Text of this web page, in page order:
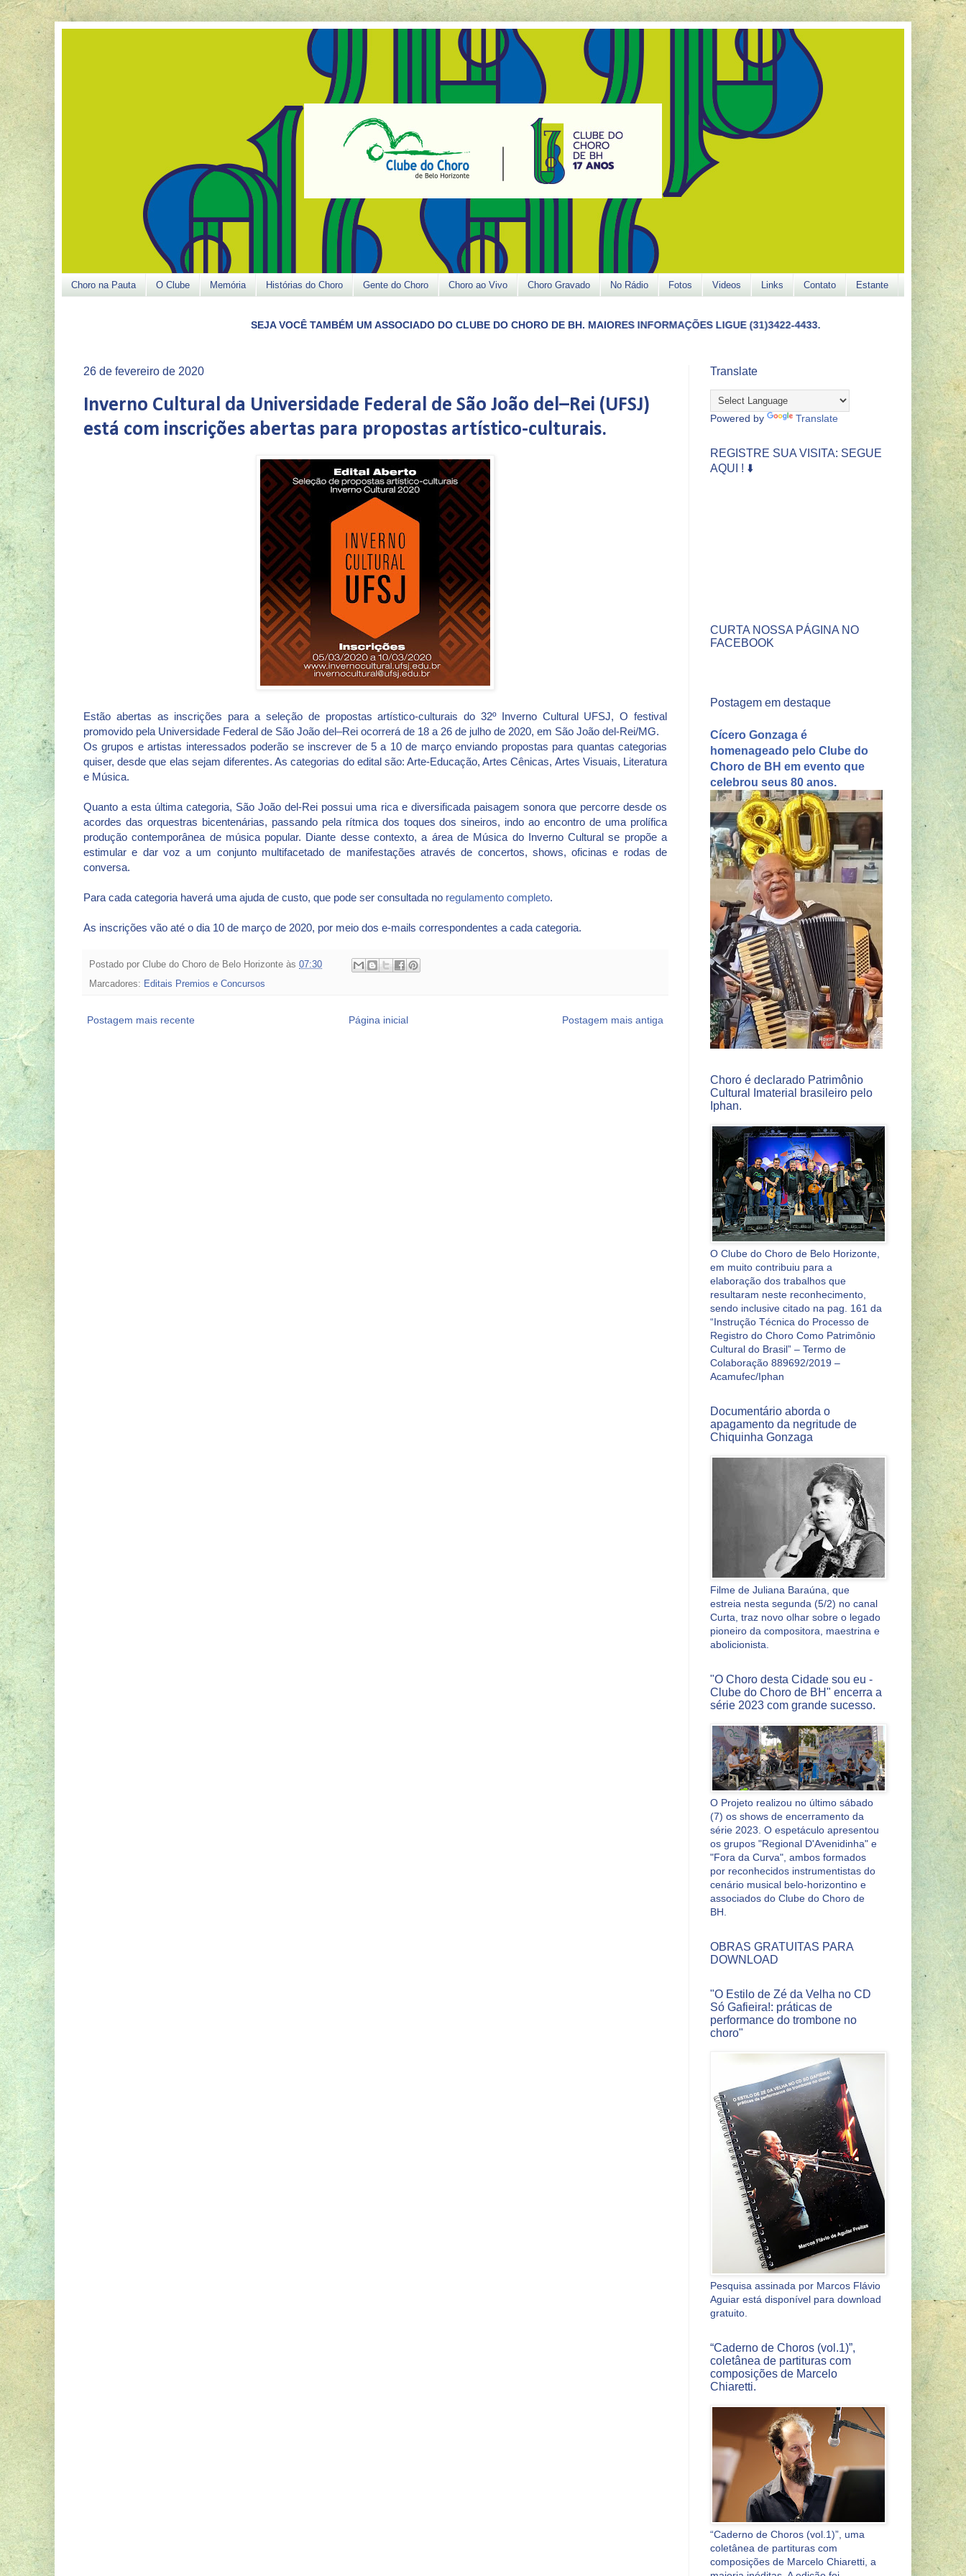
Choro na Pauta O Clube Memória Histórias do Choro Gente do Choro Choro ao Vivo Choro Gravado No Rádio Fotos Videos Links Contato Estante
SEJA VOCÊ TAMBÉM UM ASSOCIADO DO CLUBE DO CHORO DE BH. MAIORES INFORMAÇÕES LIGUE (31)3422-4433.
26 de fevereiro de 2020
Inverno Cultural da Universidade Federal de São João del–Rei (UFSJ)
está com inscrições abertas para propostas artístico-culturais.
Estão abertas as inscrições para a seleção de propostas artístico-culturais do 32º Inverno Cultural UFSJ, O festival
promovido pela Universidade Federal de São João del–Rei ocorrerá de 18 a 26 de julho de 2020, em São João del-Rei/MG.
Os grupos e artistas interessados poderão se inscrever de 5 a 10 de março enviando propostas para quantas categorias
quiser, desde que elas sejam diferentes. As categorias do edital são: Arte-Educação, Artes Cênicas, Artes Visuais, Literatura
e Música.
Quanto a esta última categoria, São João del-Rei possui uma rica e diversificada paisagem sonora que percorre desde os
acordes das orquestras bicentenárias, passando pela rítmica dos toques dos sineiros, indo ao encontro de uma prolífica
produção contemporânea de música popular. Diante desse contexto, a área de Música do Inverno Cultural se propõe a
estimular e dar voz a um conjunto multifacetado de manifestações através de concertos, shows, oficinas e rodas de
conversa.
Para cada categoria haverá uma ajuda de custo, que pode ser consultada no regulamento completo.
As inscrições vão até o dia 10 de março de 2020, por meio dos e-mails correspondentes a cada categoria.
Postado por Clube do Choro de Belo Horizonte às 07:30
Marcadores: Editais Premios e Concursos
Postagem mais recente Postagem mais antiga
Página inicial
Translate
Powered by Translate
REGISTRE SUA VISITA: SEGUE
AQUI ! ⬇️
CURTA NOSSA PÁGINA NO
FACEBOOK
Postagem em destaque
Cícero Gonzaga é
homenageado pelo Clube do
Choro de BH em evento que
celebrou seus 80 anos.
Choro é declarado Patrimônio
Cultural Imaterial brasileiro pelo
Iphan.
O Clube do Choro de Belo Horizonte,
em muito contribuiu para a
elaboração dos trabalhos que
resultaram neste reconhecimento,
sendo inclusive citado na pag. 161 da
“Instrução Técnica do Processo de
Registro do Choro Como Patrimônio
Cultural do Brasil” – Termo de
Colaboração 889692/2019 –
Acamufec/Iphan
Documentário aborda o
apagamento da negritude de
Chiquinha Gonzaga
Filme de Juliana Baraúna, que
estreia nesta segunda (5/2) no canal
Curta, traz novo olhar sobre o legado
pioneiro da compositora, maestrina e
abolicionista.
"O Choro desta Cidade sou eu -
Clube do Choro de BH" encerra a
série 2023 com grande sucesso.
O Projeto realizou no último sábado
(7) os shows de encerramento da
série 2023. O espetáculo apresentou
os grupos "Regional D'Avenidinha" e
"Fora da Curva", ambos formados
por reconhecidos instrumentistas do
cenário musical belo-horizontino e
associados do Clube do Choro de
BH.
OBRAS GRATUITAS PARA
DOWNLOAD
"O Estilo de Zé da Velha no CD
Só Gafieira!: práticas de
performance do trombone no
choro"
Pesquisa assinada por Marcos Flávio
Aguiar está disponível para download
gratuito.
“Caderno de Choros (vol.1)”,
coletânea de partituras com
composições de Marcelo
Chiaretti.
“Caderno de Choros (vol.1)”, uma
coletânea de partituras com
composições de Marcelo Chiaretti, a